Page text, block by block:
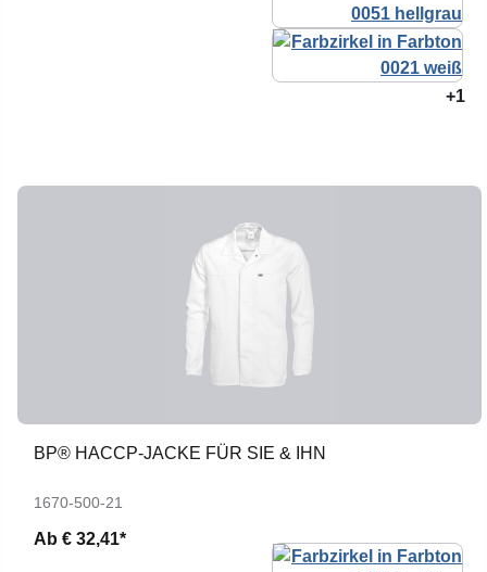
+1
BP® HACCP-JACKE FÜR SIE & IHN
1670-500-21
Ab € 32,41*